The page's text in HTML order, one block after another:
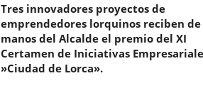
Tres innovadores proyectos de
emprendedores lorquinos reciben de
manos del Alcalde el premio del XI
Certamen de Iniciativas
»Ciudad de Lorca».